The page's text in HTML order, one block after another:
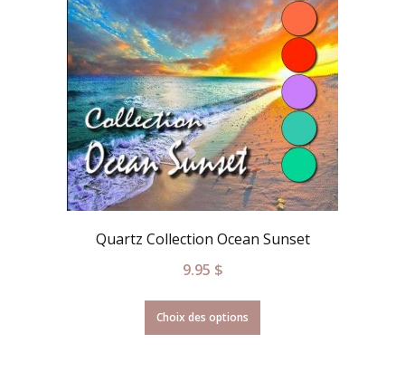
Quartz Collection Ocean Sunset
9.95 $
Choix des options